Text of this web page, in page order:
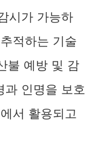
시가 가능하
적하는 기술
불 예방 및 감
과 인명을 보호
서 활용되고